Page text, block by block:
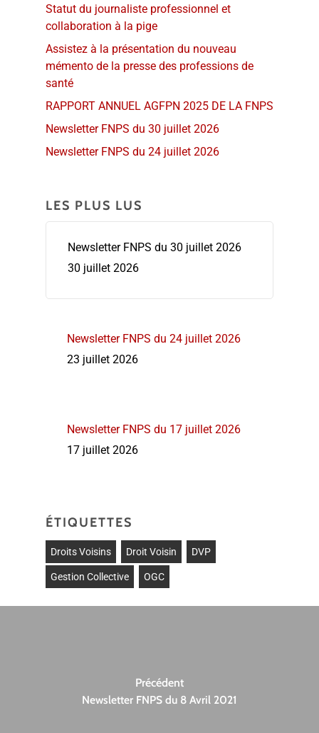
Statut du journaliste professionnel et
collaboration à la pige
Assistez à la présentation du nouveau
mémento de la presse des professions de
santé
RAPPORT ANNUEL AGFPN 2025 DE LA FNPS
Newsletter FNPS du 30 juillet 2026
Newsletter FNPS du 24 juillet 2026
LES PLUS LUS
Newsletter FNPS du 30 juillet 2026
30 juillet 2026
Newsletter FNPS du 24 juillet 2026
23 juillet 2026
Newsletter FNPS du 17 juillet 2026
17 juillet 2026
ÉTIQUETTES
Droits Voisins Droit Voisin DVP
Gestion Collective OGC
Précédent
Newsletter FNPS du 8 Avril 2021